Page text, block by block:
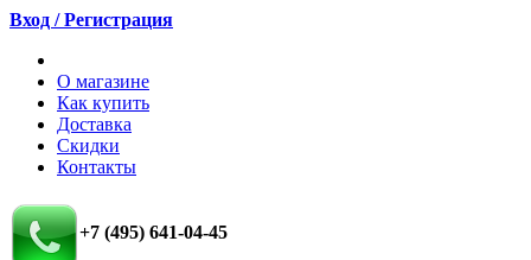
Вход / Регистрация
О магазине
Как купить
Доставка
Скидки
Контакты
+7 (495) 641-04-45